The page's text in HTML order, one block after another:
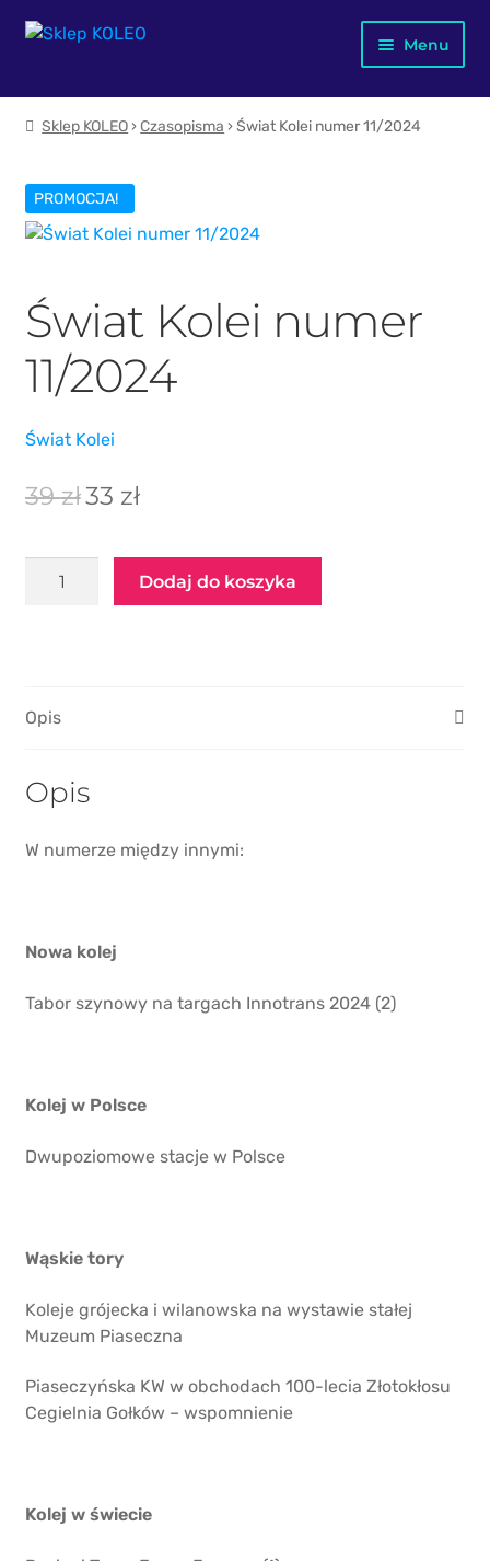
Przejdź
Przejdź
Menu
Jubileusz X-lecia
Mapa kolejowa Polski
Plakaty
Kubki
Książki
PIKO / ROCO
Sklep KOLEO›Czasopisma › Świat Kolei numer 11/2024
PROMOCJA!
Świat Kolei numer
11/2024
Świat Kolei
39zł Pierwotna
33 złAktualna
Świat
Dodaj do koszyka
Opis
Opis
W numerze między innymi:
Nowa kolej
Tabor szynowy na targach Innotrans 2024 (2)
Kolej w Polsce
Dwupoziomowe stacje w Polsce
Wąskie tory
Koleje grójecka i wilanowska na wystawie stałej
Muzeum Piaseczna
Piaseczyńska KW w obchodach 100-lecia Złotokłosu
Cegielnia Gołków – wspomnienie
Kolej w świecie